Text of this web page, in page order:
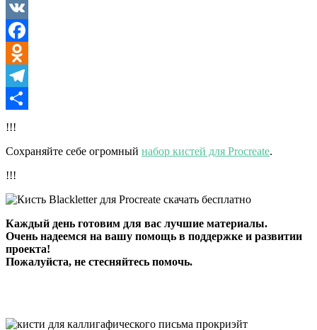
VK
Facebook
Odnoklassniki
Telegram
Отправить
!!!
Сохраняйте себе огромный набор кистей для Procreate.
!!!
Каждый день готовим для вас лучшие материалы.
Очень надеемся на вашу помощь в поддержке и развитии
проекта!
Пожалуйста, не стесняйтесь помочь.